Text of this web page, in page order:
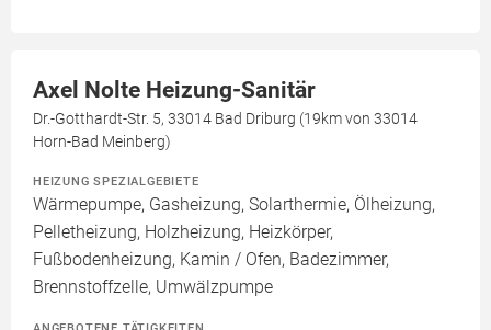
Axel Nolte Heizung-Sanitär
Dr.-Gotthardt-Str. 5, 33014 Bad Driburg (19km von 33014
Horn-Bad Meinberg)
HEIZUNG SPEZIALGEBIETE
Wärmepumpe, Gasheizung, Solarthermie, Ölheizung,
Pelletheizung, Holzheizung, Heizkörper,
Fußbodenheizung, Kamin / Ofen, Badezimmer,
Brennstoffzelle, Umwälzpumpe